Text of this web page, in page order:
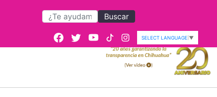
Buscar
SELECT LANGUAGE ▼